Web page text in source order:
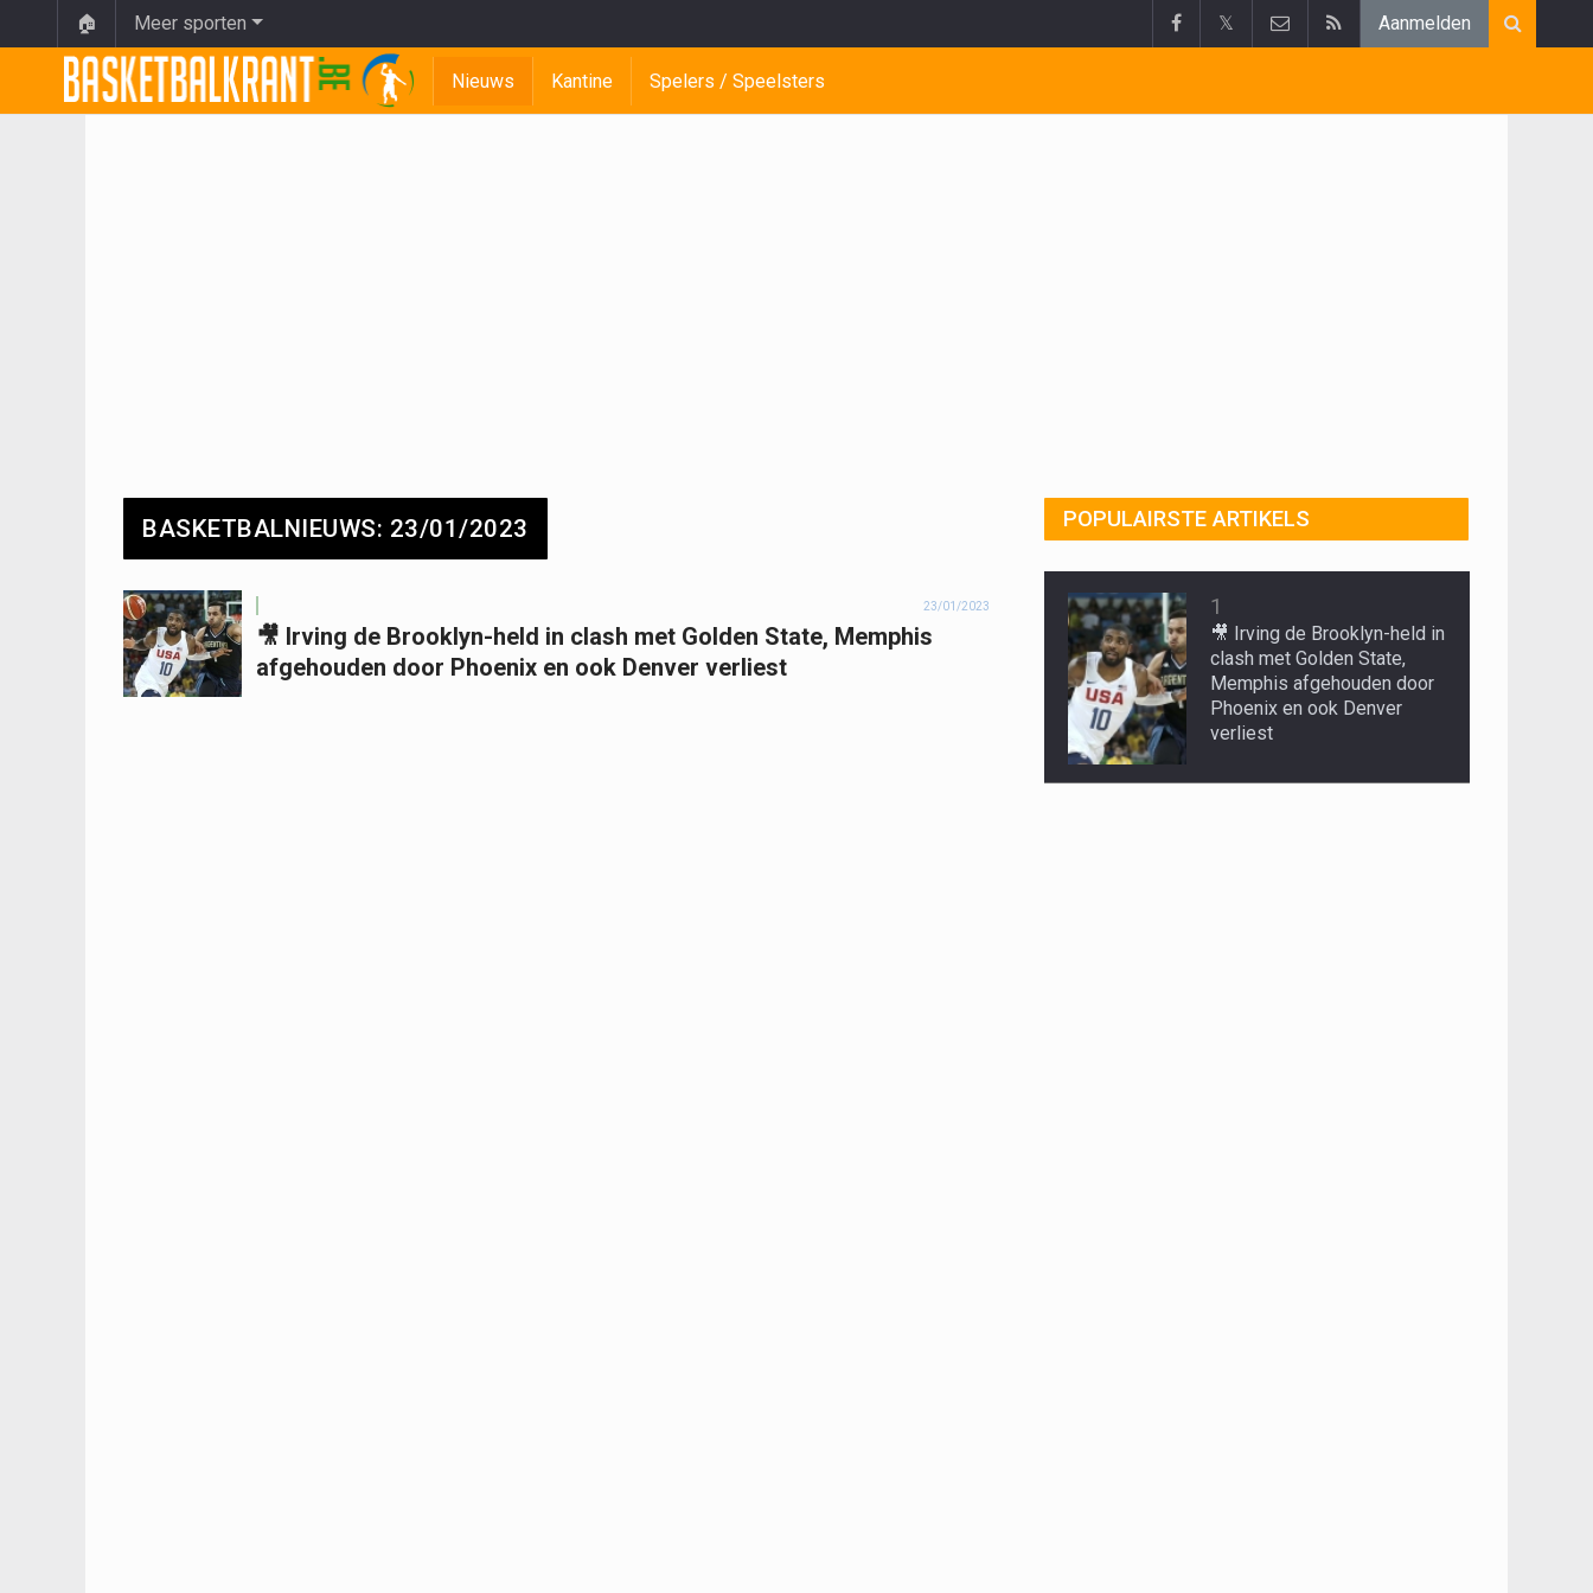
🏠 Meer sporten 𝕏 Aanmelden
Nieuws Kantine Spelers / Speelsters
BASKETBALNIEUWS: 23/01/2023
23/01/2023
🎥 Irving de Brooklyn-held in clash met Golden State, Memphis
afgehouden door Phoenix en ook Denver verliest
POPULAIRSTE ARTIKELS
1
🎥 Irving de Brooklyn-held in
clash met Golden State,
Memphis afgehouden door
Phoenix en ook Denver
verliest